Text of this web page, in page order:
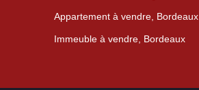
Appartement à vendre, Bordeaux
Immeuble à vendre, Bordeaux